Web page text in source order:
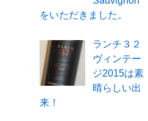
をいただきました。
ランチ３２
ヴィンテー
ジ2015は素
晴らしい出
来！